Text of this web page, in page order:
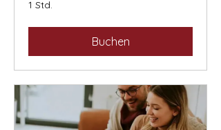
1 Std.
Buchen